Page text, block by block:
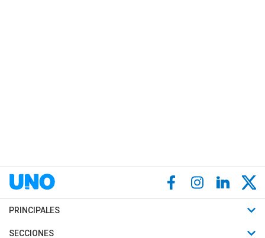
PRINCIPALES
Últimas Noticias
SECCIONES